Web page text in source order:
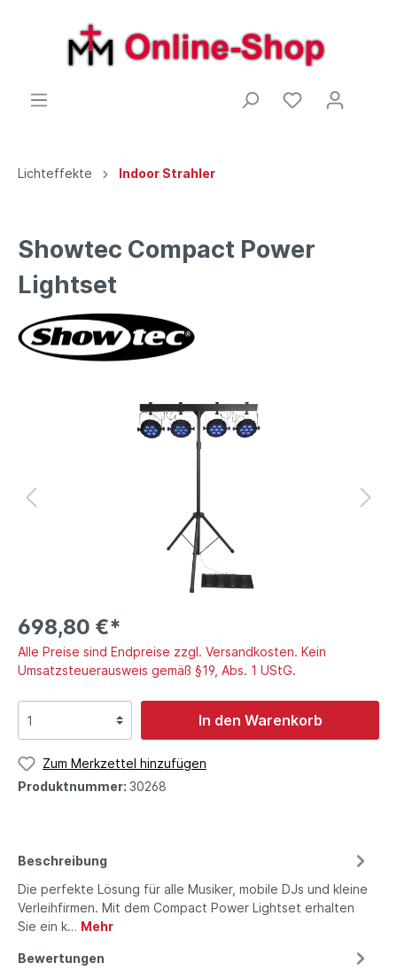
Lichteffekte Indoor Strahler
Showtec Compact Power
Lightset
698,80 €*
Alle Preise sind Endpreise zzgl. Versandkosten. Kein
Umsatzsteuerausweis gemäß §19, Abs. 1 UStG.
In den Warenkorb
Zum Merkzettel hinzufügen
Produktnummer: 30268
Beschreibung
Die perfekte Lösung für alle Musiker, mobile DJs und kleine
Verleihfirmen. Mit dem Compact Power Lightset erhalten
Sie ein k… Mehr
Bewertungen